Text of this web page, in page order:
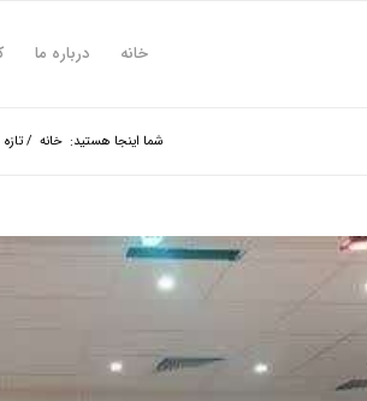
خانه درباره ما
شما اینجا هستید: خانه /